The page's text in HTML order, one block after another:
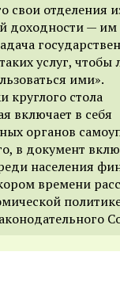
свои отделения
доходности — им
услуг,
ими».
круглого стола
включает в себя
органов
в документ
населения
времени